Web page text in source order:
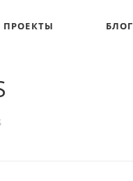
ПРОЕКТЫ БЛОГ